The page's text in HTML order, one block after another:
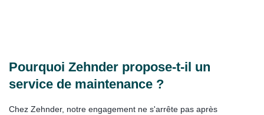
Pourquoi Zehnder propose-t-il un
service de maintenance ?
Chez Zehnder, notre engagement ne s'arrête pas après